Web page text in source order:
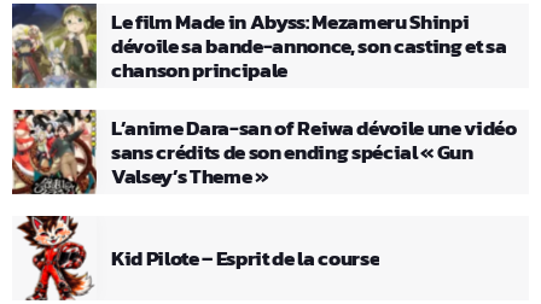
Le film Made in Abyss: Mezameru Shinpi
dévoile sa bande-annonce, son casting et sa
chanson principale
L’anime Dara-san of Reiwa dévoile une vidéo
sans crédits de son ending spécial « Gun
Valsey’s Theme »
Kid Pilote – Esprit de la course